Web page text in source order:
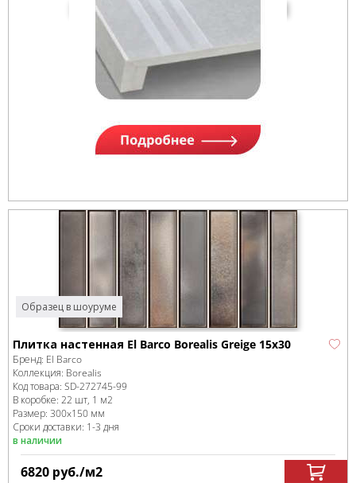
Образец в шоуруме
Плитка настенная El Barco Borealis Greige 15x30
Бренд: El Barco
Коллекция: Borealis
Код товара: SD-272745-99
В коробке: 22 шт, 1 м2
Размер: 300x150 мм
Сроки доставки: 1-3 дня
в наличии
6820 руб./м2